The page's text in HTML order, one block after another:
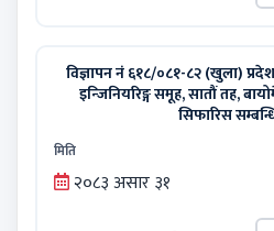
विज्ञापन नं ६१८/०८१-८२ (खुला)
इन्‍जिनियरिङ्ग समूह, सातौं तह,
सिफारिस
मिति
२०८३ असार ३१